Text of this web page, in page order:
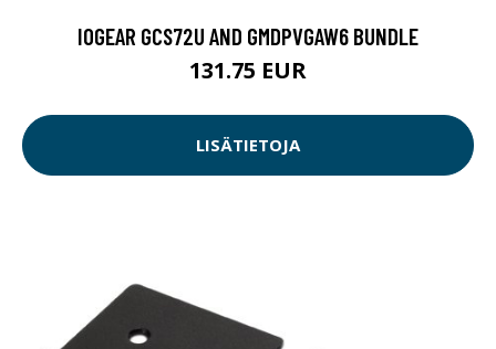
IOGEAR GCS72U AND GMDPVGAW6 BUNDLE
131.75 EUR
LISÄTIETOJA